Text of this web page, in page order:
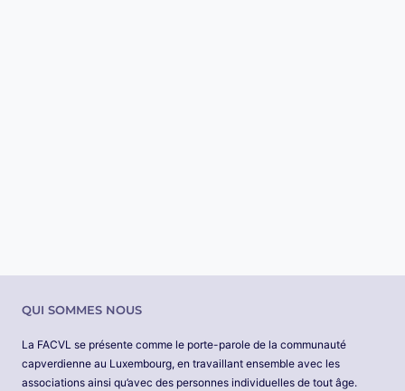
QUI SOMMES NOUS
La FACVL se présente comme le porte-parole de la communauté
capverdienne au Luxembourg, en travaillant ensemble avec les
associations ainsi qu’avec des personnes individuelles de tout âge.